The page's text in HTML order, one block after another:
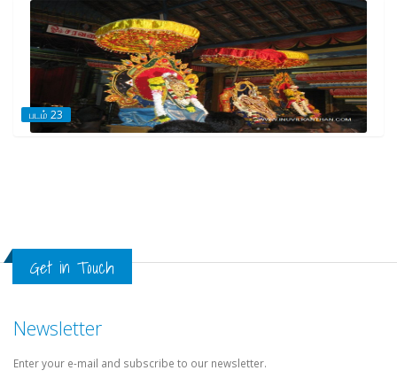
படம் 23
Get in Touch
Newsletter
Enter your e-mail and subscribe to our newsletter.